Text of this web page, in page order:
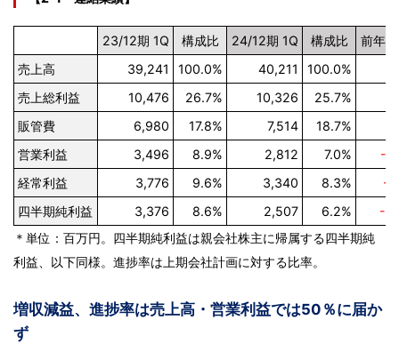
23/12期 1Q 構成比 24/12期 1Q 構成比
前年
売上高
39,241 100.0% 40,211 100.0%
売上総利益
10,476 26.7% 10,326 25.7%
販管費
6,980 17.8% 7,514 18.7%
営業利益
3,496 8.9% 2,812 7.0%
-
経常利益
3,776 9.6% 3,340 8.3%
-
四半期純利益
3,376 8.6% 2,507 6.2%
-
＊単位：百万円。四半期純利益は親会社株主に帰属する四半期純
利益、以下同様。進捗率は上期会社計画に対する比率。
増収減益、進捗率は売上高・営業利益では50％に届か
ず